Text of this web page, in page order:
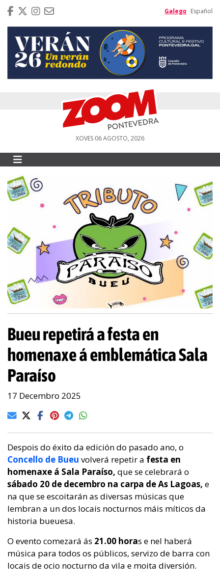
Galego Español
XOVES 06 AGOSTO, 2026
Bueu repetirá a festa en
homenaxe á emblemática Sala
Paraíso
17 Decembro 2025
Despois do éxito da edición do pasado ano, o
Concello de Bueu volverá repetir a festa en
homenaxe á Sala Paraíso, que se celebrará o
sábado 20 de decembro na carpa de As Lagoas, e
na que se escoitarán as diversas músicas que
lembran a un dos locais nocturnos máis míticos da
historia bueuesa.
O evento comezará ás 21.00 horas e nel haberá
música para todos os públicos, servizo de barra con
locais de ocio nocturno da vila e moita diversión.